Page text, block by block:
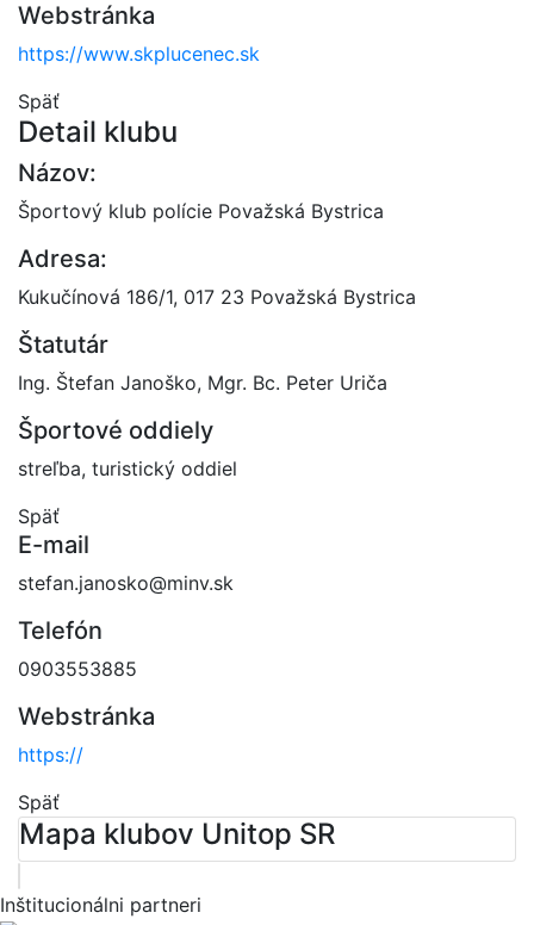
Webstránka
https://www.skplucenec.sk
Späť
Detail klubu
Názov:
Športový klub polície Považská Bystrica
Adresa:
Kukučínová 186/1, 017 23 Považská Bystrica
Štatutár
Ing. Štefan Janoško, Mgr. Bc. Peter Uriča
Športové oddiely
streľba, turistický oddiel
Späť
E-mail
stefan.janosko@minv.sk
Telefón
0903553885
Webstránka
https://
Späť
Mapa klubov Unitop SR
Leaflet
Inštitucionálni partneri